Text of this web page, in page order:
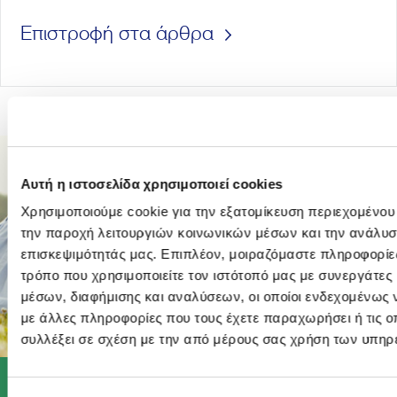
Αυτή η ιστοσελίδα χρησιμοποιεί cookies
Χρησιμοποιούμε cookie για την εξατομίκευση
την παροχή λειτουργιών κοινωνικών μέσων και την
επισκεψιμότητάς μας. Επιπλέον, μοιραζόμαστε
τρόπο που χρησιμοποιείτε τον ιστότοπό μας με
μέσων, διαφήμισης και αναλύσεων, οι οποίοι ενδεχομένως
με άλλες πληροφορίες που τους έχετε παραχωρήσει ή τις
συλλέξει σε σχέση με την από μέρους σας χρήση των
Επιστροφή στα άρθρα